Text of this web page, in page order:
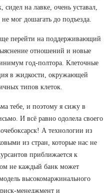
сидел на лавке, очень уставал,
мог дошагать до подъезда.
перейти на поддерживающий
отношений и новые
год-полтора. Клеточные
в жидкости, окружающей
типов клеток.
тебе, и поэтому я сижу в
И всё равно одолела своего
А технологии из
из стран, которые нас не
приближается к
не каждый банк может
высокомаржинального
менеджмент и